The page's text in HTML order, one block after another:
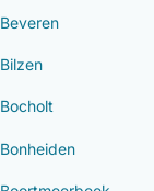
Beveren
Bilzen
Bocholt
Bonheiden